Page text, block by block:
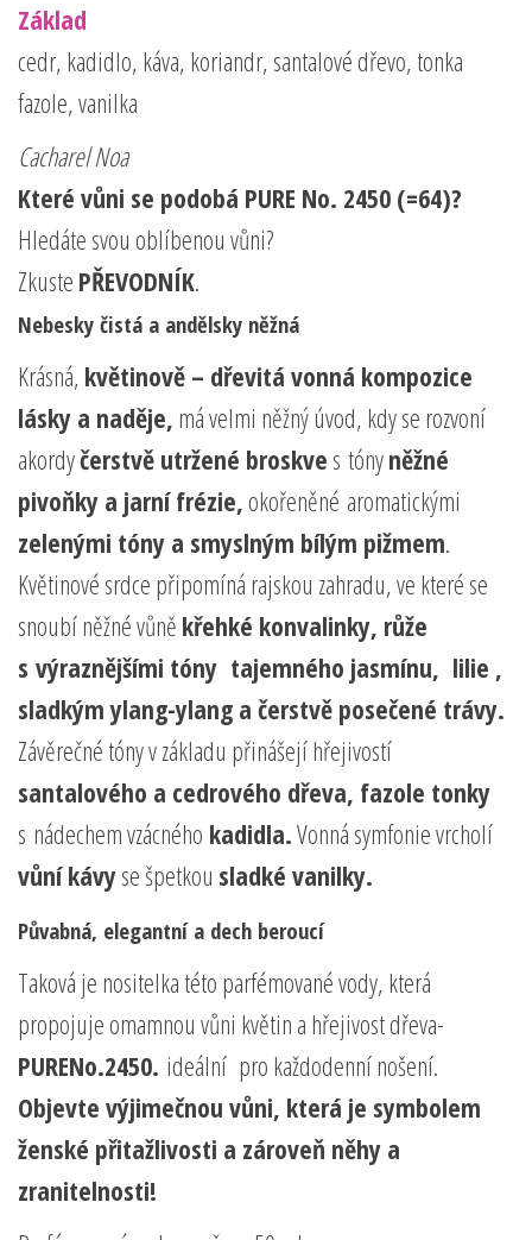
Základ
cedr, kadidlo, káva, koriandr, santalové dřevo, tonka
fazole, vanilka
Cacharel Noa
Které vůni se podobá PURE No. 2450 (=64)?
Hledáte svou oblíbenou vůni?
Zkuste PŘEVODNÍK.
Nebesky čistá a andělsky něžná
Krásná, květinově – dřevitá vonná kompozice
lásky a naděje, má velmi něžný úvod, kdy se rozvoní
akordyčerstvě utržené broskve s tónyněžné
pivoňky a jarní frézie, okořeněné aromatickými
zelenými tóny a smyslným bílým pižmem.
Květinové srdce připomíná rajskou zahradu, ve které se
snoubí něžné vůně křehké konvalinky, růže
s výraznějšími tóny tajemného jasmínu, lilie ,
sladkým ylang-ylang a čerstvě posečené trávy.
Závěrečné tóny v základu přinášejí hřejivostí
santalového a cedrového dřeva, fazole tonky
s nádechem vzácného kadidla.Vonná symfonie vrcholí
vůní kávyse špetkou sladké vanilky.
Půvabná, elegantní a dech beroucí
Taková je nositelka této parfémované vody, která
propojuje omamnou vůni květin a hřejivost dřeva-
PURENo.2450. ideální pro každodenní nošení.
Objevte výjimečnou vůni, která je symbolem
ženské přitažlivosti a zároveň něhy a
zranitelnosti!